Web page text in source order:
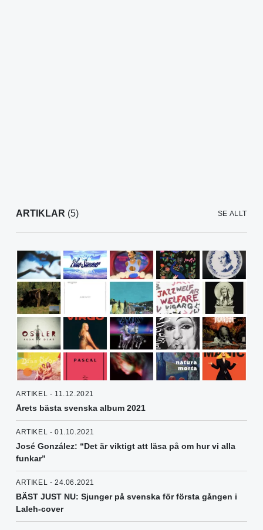
ARTIKLAR (5) SE ALLT
ARTIKEL - 11.12.2021
Årets bästa svenska album 2021
ARTIKEL - 01.10.2021
José González: “Det är viktigt att läsa på om hur vi alla
funkar”
ARTIKEL - 24.06.2021
BÄST JUST NU: Sjunger på svenska för första gången i
Laleh-cover